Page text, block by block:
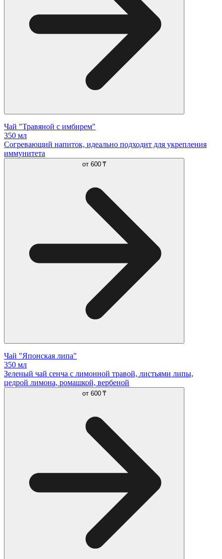
Чай "Травяной с имбирем"
350 мл
Согревающий напиток, идеально подходит для укрепления
иммунитета
от 600 ₸
Чай "Японская липа"
350 мл
Зеленый чай сенча с лимонной травой, листьями липы,
цедрой лимона, ромашкой, вербеной
от 600 ₸